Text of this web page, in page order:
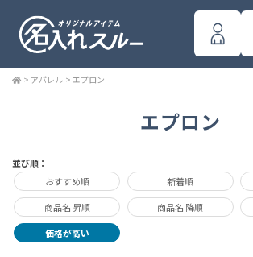
> アパレル > エプロン
エプロン
並び順：
おすすめ順
新着順
商品名 昇順 商品名 降順
価格が高い